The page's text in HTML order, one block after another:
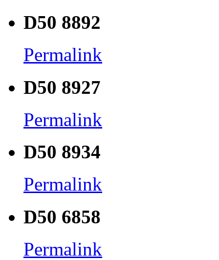
D50 8892
Permalink
D50 8927
Permalink
D50 8934
Permalink
D50 6858
Permalink